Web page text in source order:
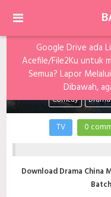
Google Drive ada
Acefile/File2Ku untuk
Semua? Lapor
Dibawah,
Meteor Garden
Comedy Drama
TV 0
Download Drama China